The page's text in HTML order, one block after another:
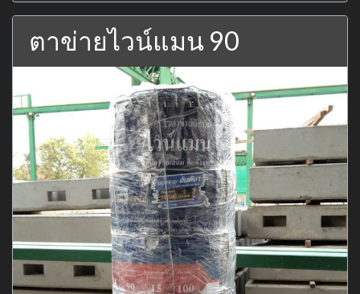
ตาข่ายไวน์แมน 90